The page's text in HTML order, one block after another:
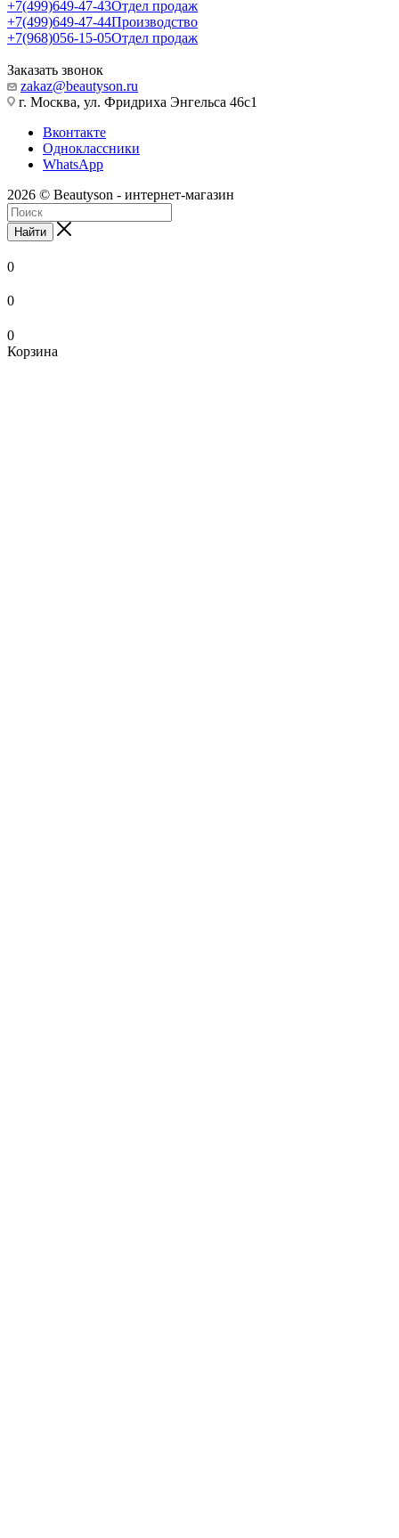
+7(499)649-47-43Отдел продаж
+7(499)649-47-44Производство
+7(968)056-15-05Отдел продаж
Заказать звонок
zakaz@beautyson.ru
г. Москва, ул. Фридриха Энгельса 46с1
Вконтакте
Одноклассники
WhatsApp
2026 © Beautyson - интернет-магазин
Найти
0
0
0
Корзина